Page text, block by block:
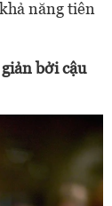
năng tiên
bởi cậu